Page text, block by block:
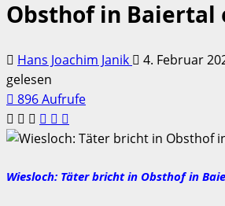
Obsthof in Baiertal
Hans Joachim Janik 4. Februar
gelesen
896 Aufrufe
Wiesloch: Täter bricht in Obsthof in